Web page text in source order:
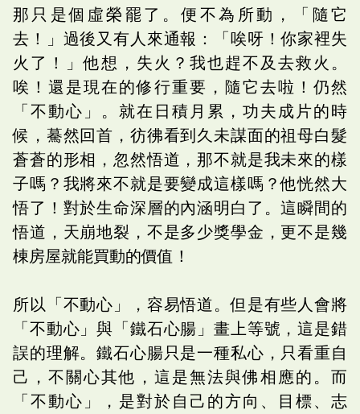
那只是個虛榮罷了。便不為所動，「隨它
去！」過後又有人來通報：「唉呀！你家裡失
火了！」他想，失火？我也趕不及去救火。
唉！還是現在的修行重要，隨它去啦！仍然
「不動心」。就在日積月累，功夫成片的時
候，驀然回首，彷彿看到久未謀面的祖母白髮
蒼蒼的形相，忽然悟道，那不就是我未來的樣
子嗎？我將來不就是要變成這樣嗎？他恍然大
悟了！對於生命深層的內涵明白了。這瞬間的
悟道，天崩地裂，不是多少獎學金，更不是幾
棟房屋就能買動的價值！
所以「不動心」，容易悟道。但是有些人會將
「不動心」與「鐵石心腸」畫上等號，這是錯
誤的理解。鐵石心腸只是一種私心，只看重自
己，不關心其他，這是無法與佛相應的。而
「不動心」，是對於自己的方向、目標、志